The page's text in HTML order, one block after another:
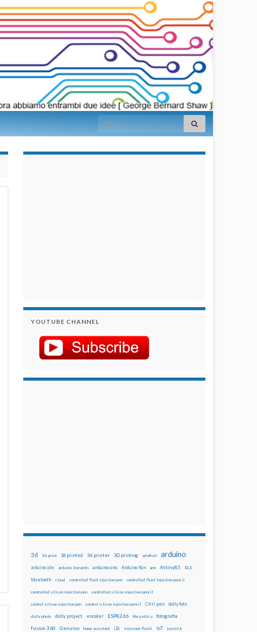
Search for:
YOUTUBE CHANNEL
3d 3d print 3d printed 3d printer 3D printing adafruit arduino
arduino ide arduino leonardo arduino uno Arduino Yún arm Attiny85 BLE
bluetooth cloud controlled fluid injection pen controlled fluid injection pencil
controlled silicon injection pen controlled silicon injection pencil
control silicon injection pen control silicon injection pencil CtrlJ pen dolly foto
dolly photo dolly project encoder ESP8266 fibra ottica fotografia
fusion 360 Genuino home assistant i2c iniezione fluidi IoT joystick